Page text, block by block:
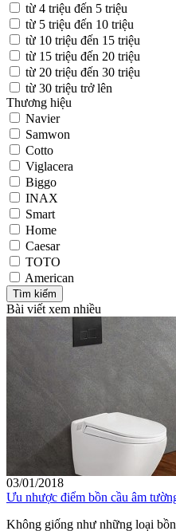
từ 4 triệu đến 5 triệu
từ 5 triệu đến 10 triệu
từ 10 triệu đến 15 triệu
từ 15 triệu đến 20 triệu
từ 20 triệu đến 30 triệu
từ 30 triệu trở lên
Thương hiệu
Navier
Samwon
Cotto
Viglacera
Biggo
INAX
Smart
Home
Caesar
TOTO
American
Bài viết xem nhiều
03/01/2018
Ưu nhược điểm bồn cầu âm
Không giống như những loại